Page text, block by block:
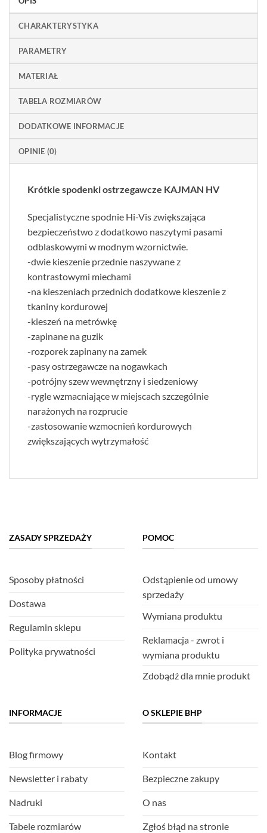
CHARAKTERYSTYKA
PARAMETRY
MATERIAŁ
TABELA ROZMIARÓW
DODATKOWE INFORMACJE
OPINIE (0)
Krótkie spodenki ostrzegawcze KAJMAN HV
Specjalistyczne spodnie Hi-Vis zwiększająca
bezpieczeństwo z dodatkowo naszytymi pasami
odblaskowymi w modnym wzornictwie.
-dwie kieszenie przednie naszywane z
kontrastowymi miechami
-na kieszeniach przednich dodatkowe kieszenie z
tkaniny kordurowej
-kieszeń na metrówkę
-zapinane na guzik
-rozporek zapinany na zamek
-pasy ostrzegawcze na nogawkach
-potrójny szew wewnętrzny i siedzeniowy
-rygle wzmacniające w miejscach szczególnie
narażonych na rozprucie
-zastosowanie wzmocnień kordurowych
zwiększających wytrzymałość
ZASADY SPRZEDAŻY
Sposoby płatności
Dostawa
Regulamin sklepu
Polityka prywatności
POMOC
Odstąpienie od umowy
sprzedaży
Wymiana produktu
Reklamacja - zwrot i
wymiana produktu
Zdobądź dla mnie produkt
INFORMACJE
Blog firmowy
Newsletter i rabaty
Nadruki
Tabele rozmiarów
O SKLEPIE BHP
Kontakt
Bezpieczne zakupy
O nas
Zgłoś błąd na stronie